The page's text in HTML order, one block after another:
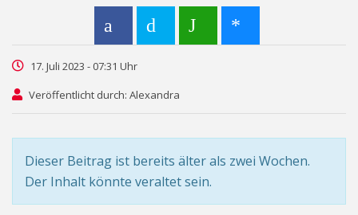
17. Juli 2023 - 07:31 Uhr
Veröffentlicht durch: Alexandra
Dieser Beitrag ist bereits älter als zwei Wochen.
Der Inhalt könnte veraltet sein.